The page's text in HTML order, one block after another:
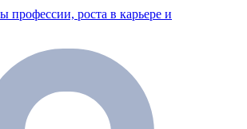
профессии, роста в карьере и